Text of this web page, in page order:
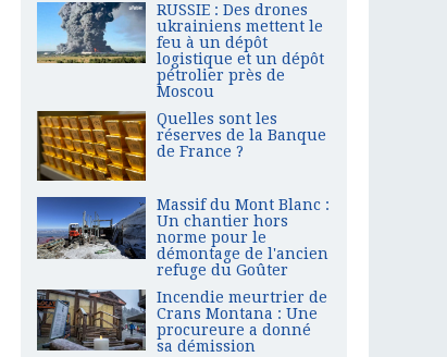
RUSSIE : Des drones
ukrainiens mettent le
feu à un dépôt
logistique et un dépôt
pétrolier près de
Moscou
Quelles sont les
réserves de la Banque
de France ?
Massif du Mont Blanc :
Un chantier hors
norme pour le
démontage de l'ancien
refuge du Goûter
Incendie meurtrier de
Crans Montana : Une
procureure a donné
sa démission